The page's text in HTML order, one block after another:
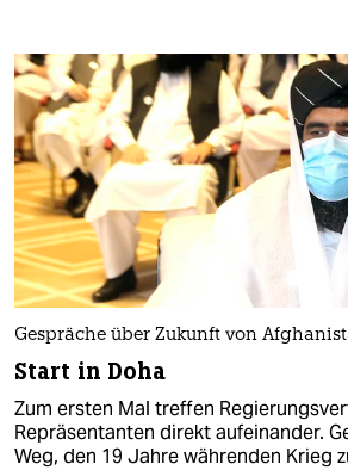
Gespräche über Zukunft von
Start in Doha
Zum ersten Mal treffen
Repräsentanten direkt aufeinander.
Weg, den 19 Jahre währenden Krieg